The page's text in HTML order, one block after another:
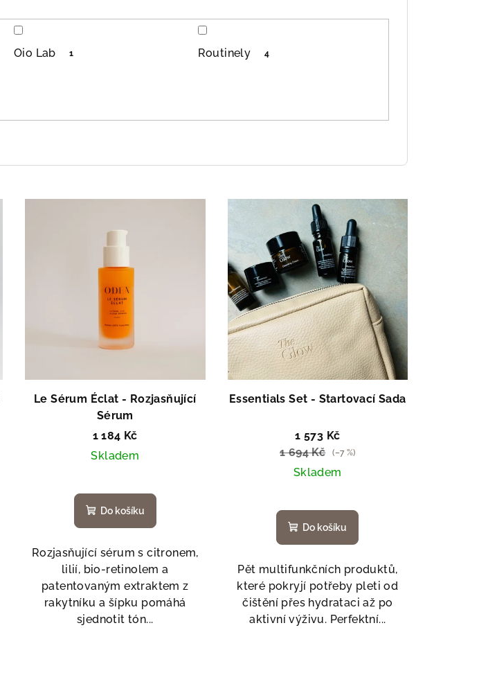
Oio Lab 1 Routinely 4
Le Sérum Éclat - Rozjasňující
Sérum
1 184 Kč
Skladem
Do košíku
Rozjasňující sérum s citronem,
lilií, bio-retinolem a
patentovaným extraktem z
rakytníku a šípku pomáhá
sjednotit tón...
Essentials Set - Startovací Sada
1 573 Kč
1 694 Kč
(–7 %)
Skladem
Do košíku
Pět multifunkčních produktů,
které pokryjí potřeby pleti od
čištění přes hydrataci až po
aktivní výživu. Perfektní...